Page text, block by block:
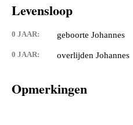
Levensloop
0 JAAR: geboorte Johannes
0 JAAR: overlijden Johannes
Opmerkingen